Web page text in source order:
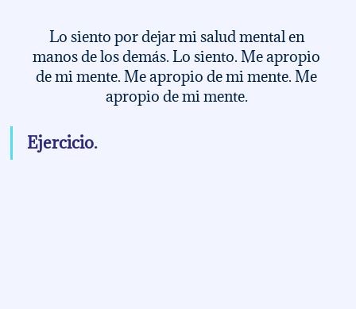
Lo siento por dejar mi salud mental en
manos de los demás. Lo siento. Me apropio
de mi mente. Me apropio de mi mente. Me
apropio de mi mente.
Ejercicio.